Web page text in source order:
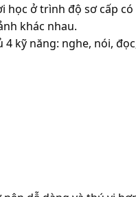
học ở trình độ sơ cấp
khác nhau.
kỹ năng: nghe, nói,